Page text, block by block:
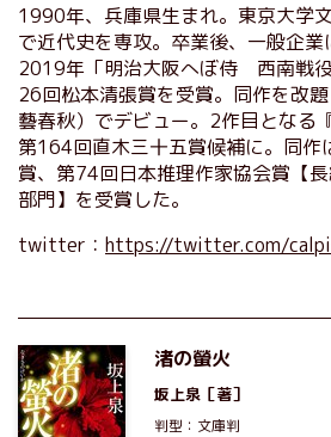
1990年、兵庫県生まれ。東京大学
で近代史を専攻。卒業後、一般企業
2019年「明治大阪へぼ侍 西南戦
26回松本清張賞を受賞。同作を改
藝春秋）でデビュー。2作目となる
第164回直木三十五賞候補に。同作
賞、第74回日本推理作家協会賞【
部門】を受賞した。
twitter： https://twitter.com/
渚の螢火
坂上泉 ［著］
判型：文庫判